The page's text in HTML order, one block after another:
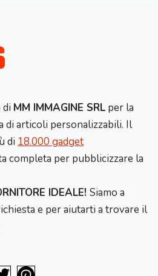
di MM IMMAGINE SRL per la
di articoli personalizzabili. Il
di 18.000 gadget
completa per pubblicizzare la
IDEALE! Siamo a
e per aiutarti a trovare il